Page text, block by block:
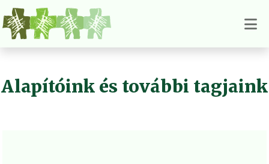
Alapítóink és további tagjaink